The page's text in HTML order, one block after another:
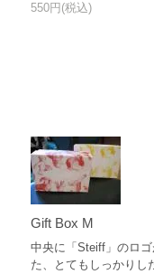
550円(税込)
Gift Box M
中央に「Steiff」のロゴ
た、とてもしっかりし